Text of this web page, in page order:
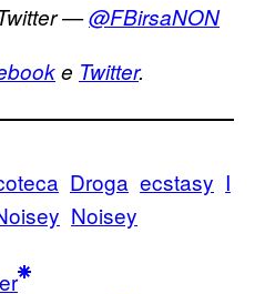
—@FBirsaNON
e Twitter.
Droga ecstasy I
Noisey